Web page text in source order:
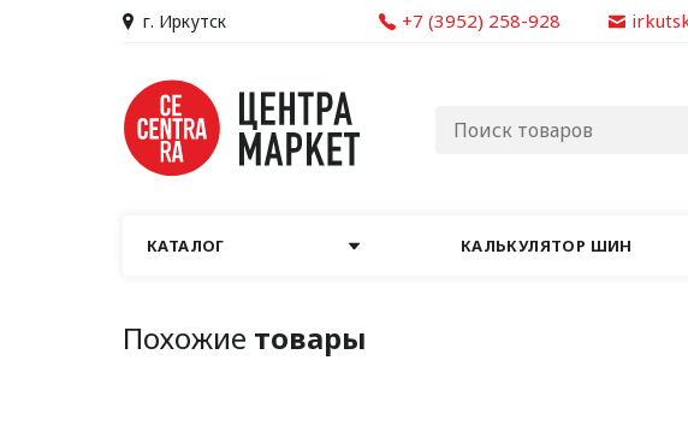
г. Иркутск +7 (3952) 258-928
КАТАЛОГ КАЛЬКУЛЯТОР ШИН
Похожие товары